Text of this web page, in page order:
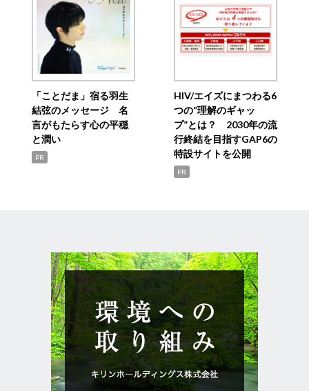
「ことだま」宿る羽生
結弦のメッセージ 名
言がもたらす心の平穏
と潤い
PR
HIV/エイズにまつわる6
つの“理解のギャッ
プ”とは？ 2030年の流
行終結を目指すGAP6の
特設サイトを公開
PR